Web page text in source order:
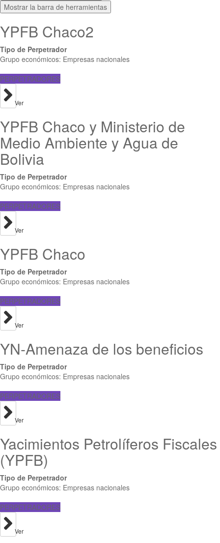
Mostrar la barra de herramientas
YPFB Chaco2
Tipo de Perpetrador
Grupo económicos: Empresas nacionales
PERPETRADORES
Ver
YPFB Chaco y Ministerio de
Medio Ambiente y Agua de
Bolivia
Tipo de Perpetrador
Grupo económicos: Empresas nacionales
PERPETRADORES
Ver
YPFB Chaco
Tipo de Perpetrador
Grupo económicos: Empresas nacionales
PERPETRADORES
Ver
YN-Amenaza de los beneficios
Tipo de Perpetrador
Grupo económicos: Empresas nacionales
PERPETRADORES
Ver
Yacimientos Petrolíferos Fiscales
(YPFB)
Tipo de Perpetrador
Grupo económicos: Empresas nacionales
PERPETRADORES
Ver